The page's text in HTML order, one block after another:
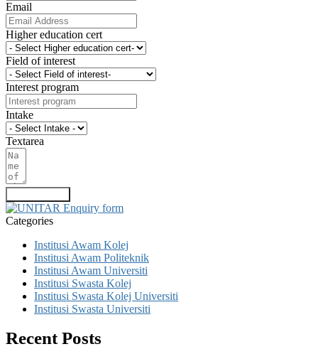
Email
Higher education cert
Field of interest
Interest program
Intake
Textarea
Categories
Institusi Awam Kolej
Institusi Awam Politeknik
Institusi Awam Universiti
Institusi Swasta Kolej
Institusi Swasta Kolej Universiti
Institusi Swasta Universiti
Recent Posts